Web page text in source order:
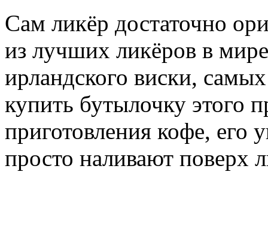
Сам ликёр достаточно
из лучших ликёров в
ирландского виски,
купить бутылочку этого
приготовления кофе, его
просто наливают поверх